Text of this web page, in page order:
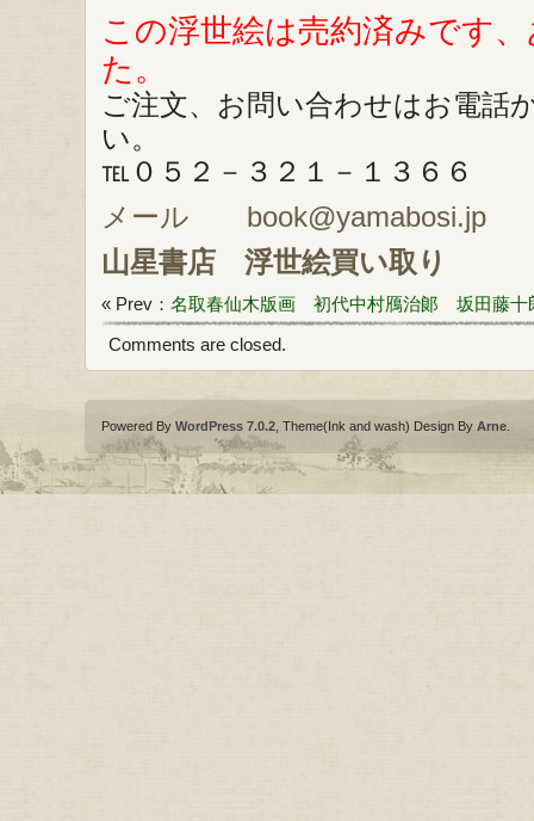
この浮世絵は売約済みです
た。
ご注文、お問い合わせはお電話
い。
℡０５２－３２１－１３６６
メール book@yamabosi.jp
山星書店
浮世絵買い取り
« Prev： 名取春仙木版画 初代中村鴈治郞 坂田藤十
Comments are closed.
Powered By WordPress 7.0.2 , Theme(Ink and wash) Design By Arne